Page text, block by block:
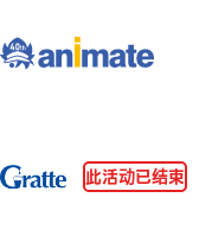
此活动已结束